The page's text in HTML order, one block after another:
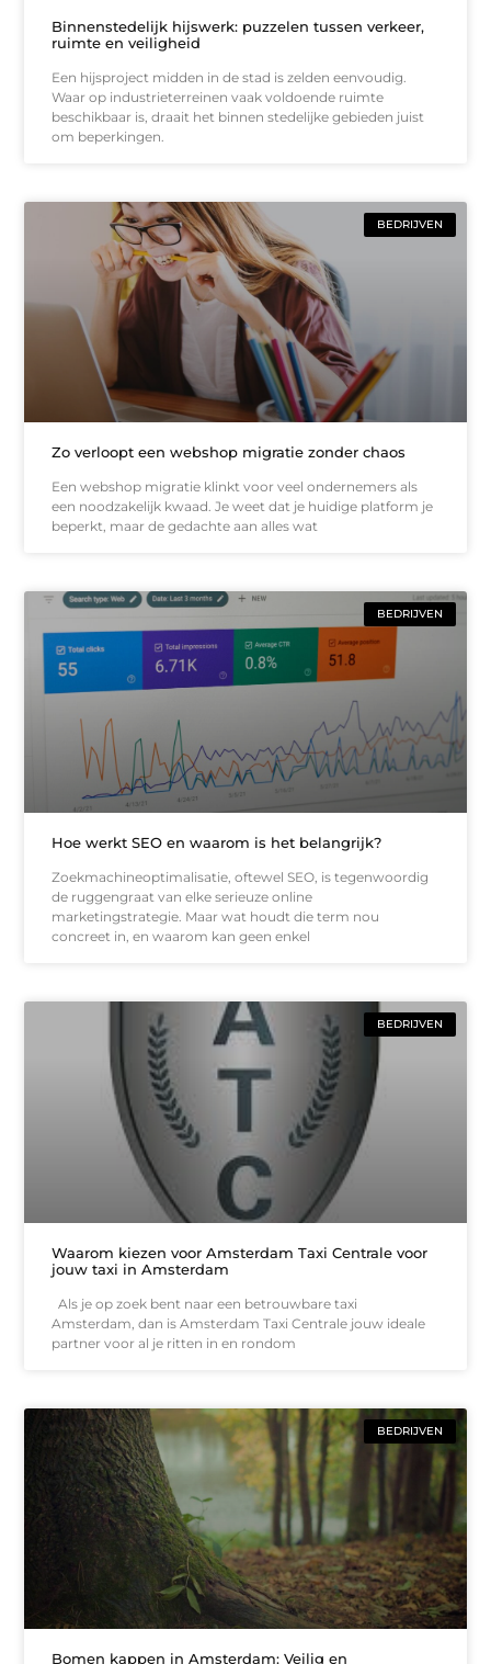
Binnenstedelijk hijswerk: puzzelen tussen verkeer,
ruimte en veiligheid
Een hijsproject midden in de stad is zelden eenvoudig.
Waar op industrieterreinen vaak voldoende ruimte
beschikbaar is, draait het binnen stedelijke gebieden juist
om beperkingen.
BEDRIJVEN
Zo verloopt een webshop migratie zonder chaos
Een webshop migratie klinkt voor veel ondernemers als
een noodzakelijk kwaad. Je weet dat je huidige platform je
beperkt, maar de gedachte aan alles wat
BEDRIJVEN
Hoe werkt SEO en waarom is het belangrijk?
Zoekmachineoptimalisatie, oftewel SEO, is tegenwoordig
de ruggengraat van elke serieuze online
marketingstrategie. Maar wat houdt die term nou
concreet in, en waarom kan geen enkel
BEDRIJVEN
Waarom kiezen voor Amsterdam Taxi Centrale voor
jouw taxi in Amsterdam
Als je op zoek bent naar een betrouwbare taxi
Amsterdam, dan is Amsterdam Taxi Centrale jouw ideale
partner voor al je ritten in en rondom
BEDRIJVEN
Bomen kappen in Amsterdam: Veilig en